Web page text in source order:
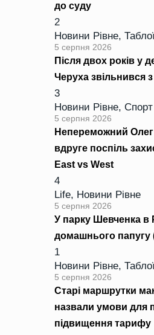
до суду
2
Новини Рівне,
5 серпня 2026
Після двох років у
Черуха звільнився
3
Новини Рівне, Спорт
5 серпня 2026
Непереможний
вдруге поспіль
East vs West
4
Life, Новини Рівне
5 серпня 2026
У парку Шевченка в
домашнього папугу
1
Новини Рівне,
5 серпня 2026
Старі маршрутки
назвали умови для
підвищення тарифу